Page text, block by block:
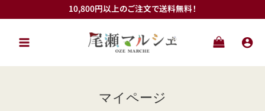
容
キ
10,800円以上のご注文で送料無料！
マイページ